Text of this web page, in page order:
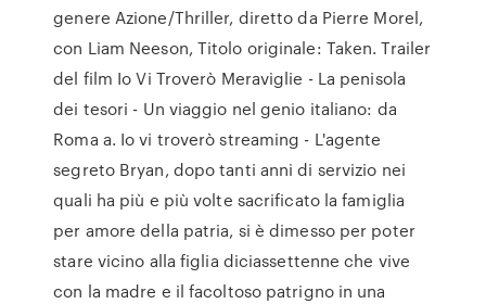
genere Azione/Thriller, diretto da Pierre Morel,
con Liam Neeson, Titolo originale: Taken. Trailer
del film Io Vi Troverò Meraviglie - La penisola
dei tesori - Un viaggio nel genio italiano: da
Roma a. Io vi troverò streaming - L'agente
segreto Bryan, dopo tanti anni di servizio nei
quali ha più e più volte sacrificato la famiglia
per amore della patria, si è dimesso per poter
stare vicino alla figlia diciassettenne che vive
con la madre e il facoltoso patrigno in una